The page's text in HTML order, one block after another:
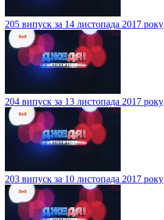
205 випуск за 14 листопада 2017 року
204 випуск за 13 листопада 2017 року
203 випуск за 10 листопада 2017 року